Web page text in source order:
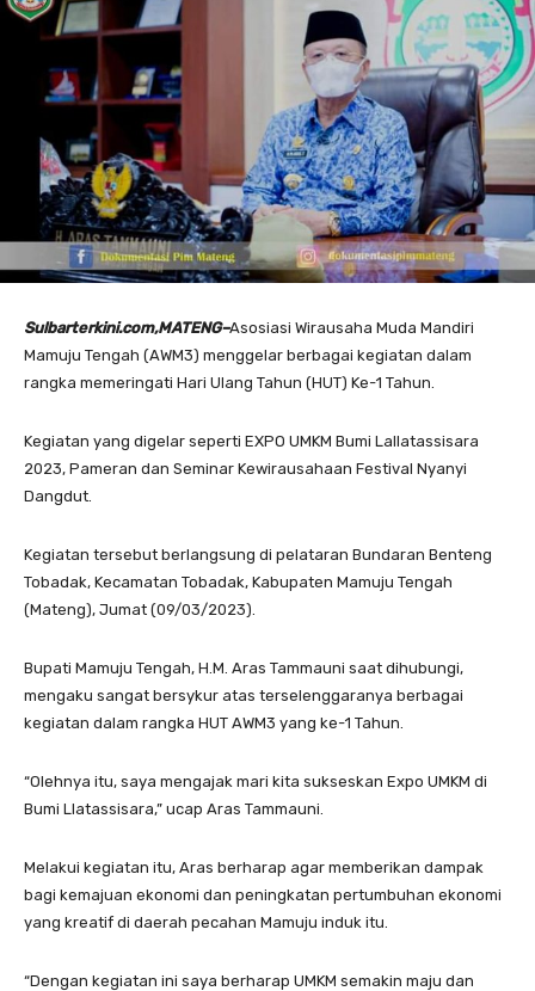
Sulbarterkini.com,MATENG–Asosiasi Wirausaha Muda Mandiri
Mamuju Tengah (AWM3) menggelar berbagai kegiatan dalam
rangka memeringati Hari Ulang Tahun (HUT) Ke-1 Tahun.
Kegiatan yang digelar seperti EXPO UMKM Bumi Lallatassisara
2023, Pameran dan Seminar Kewirausahaan Festival Nyanyi
Dangdut.
Kegiatan tersebut berlangsung di pelataran Bundaran Benteng
Tobadak, Kecamatan Tobadak, Kabupaten Mamuju Tengah
(Mateng), Jumat (09/03/2023).
Bupati Mamuju Tengah, H.M. Aras Tammauni saat dihubungi,
mengaku sangat bersykur atas terselenggaranya berbagai
kegiatan dalam rangka HUT AWM3 yang ke-1 Tahun.
“Olehnya itu, saya mengajak mari kita sukseskan Expo UMKM di
Bumi Llatassisara,” ucap Aras Tammauni.
Melakui kegiatan itu, Aras berharap agar memberikan dampak
bagi kemajuan ekonomi dan peningkatan pertumbuhan ekonomi
yang kreatif di daerah pecahan Mamuju induk itu.
“Dengan kegiatan ini saya berharap UMKM semakin maju dan